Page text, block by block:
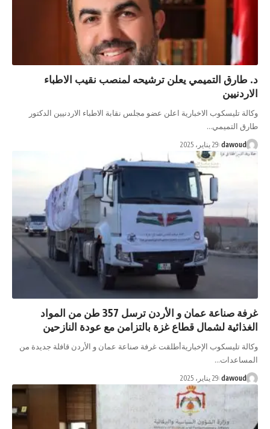
التميمي يعلن ترشيحه لمنصب نقيب الاطباء
تليسكوب الاخبارية اعلن عضو مجلس نقابة الاطباء الاردنيين الدكتور
التميمي…
29 يناير، 2025
غرفة صناعة عمان و الأردن ترسل 357 طن من المواد
لشمال قطاع غزة بالتزامن مع عودة النازحين
تليسكوب الإخباريةأطلقت غرفة صناعة عمان و الأردن قافلة جديدة من
29 يناير، 2025